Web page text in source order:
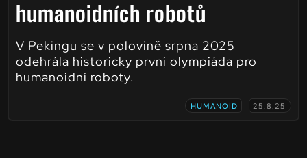
humanoidních robotů
V Pekingu se v polovině srpna 2025
odehrála historicky první olympiáda pro
humanoidní roboty.
HUMANOID 25.8.25